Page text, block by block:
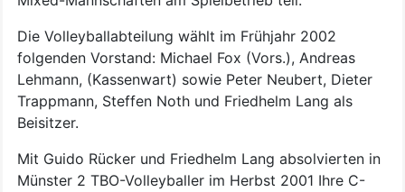
Die Volleyballabteilung wählt im Frühjahr 2002
folgenden Vorstand: Michael Fox (Vors.), Andreas
Lehmann, (Kassenwart) sowie Peter Neubert, Dieter
Trappmann, Steffen Noth und Friedhelm Lang als
Beisitzer.
Mit Guido Rücker und Friedhelm Lang absolvierten in
Münster 2 TBO-Volleyballer im Herbst 2001 Ihre C-